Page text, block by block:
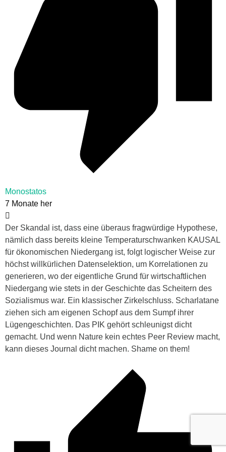
Monostatos
7 Monate her
Der Skandal ist, dass eine überaus fragwürdige Hypothese,
nämlich dass bereits kleine Temperaturschwanken KAUSAL
für ökonomischen Niedergang ist, folgt logischer Weise zur
höchst willkürlichen Datenselektion, um Korrelationen zu
generieren, wo der eigentliche Grund für wirtschaftlichen
Niedergang wie stets in der Geschichte das Scheitern des
Sozialismus war. Ein klassischer Zirkelschluss. Scharlatane
ziehen sich am eigenen Schopf aus dem Sumpf ihrer
Lügengeschichten. Das PIK gehört schleunigst dicht
gemacht. Und wenn Nature kein echtes Peer Review macht,
kann dieses Journal dicht machen. Shame on them!